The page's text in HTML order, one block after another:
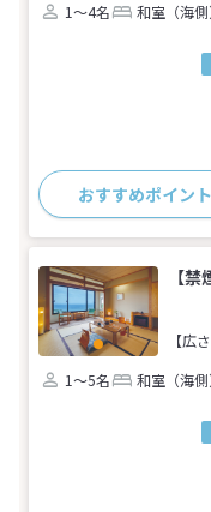
1～4名
和室（海側
おすすめポイント
【
【広
1～5名
和室（海側